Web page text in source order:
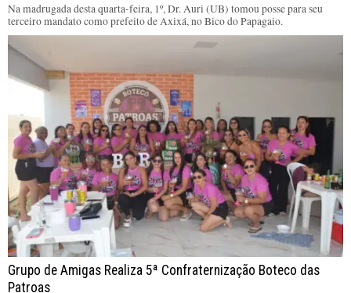
Na madrugada desta quarta-feira, 1º, Dr. Auri (UB) tomou posse para seu
terceiro mandato como prefeito de Axixá, no Bico do Papagaio.
Grupo de Amigas Realiza 5ª Confraternização Boteco das
Patroas